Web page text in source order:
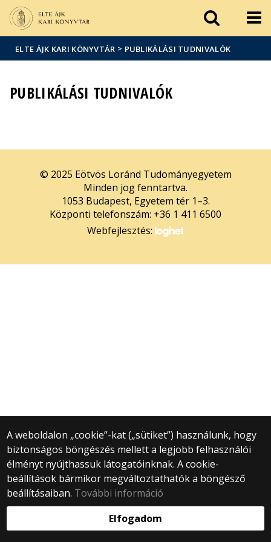
sajtóban
ELTE ÁJK KARI KÖNYVTÁR > PUBLIKÁLÁSI TUDNIVALÓK
PUBLIKÁLÁSI TUDNIVALÓK
A weboldalon „cookie”-kat („sütiket”) használunk, hogy
biztonságos böngészés mellett a legjobb felhasználói
élményt nyújthassuk látogatóinknak. A cookie-
beállítások bármikor megváltoztathatók a böngésző
beállításaiban. További információ
Elfogadom
© 2025 Eötvös Loránd Tudományegyetem
Minden jog fenntartva.
1053 Budapest, Egyetem tér 1–3.
Központi telefonszám: +36 1 411 6500
Webfejlesztés: